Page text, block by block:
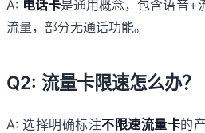
A: 电话卡是通用概念，包含语音+
流量，部分无通话功能。
Q2: 流量卡限速怎么办？
A: 选择明确标注不限速流量卡的